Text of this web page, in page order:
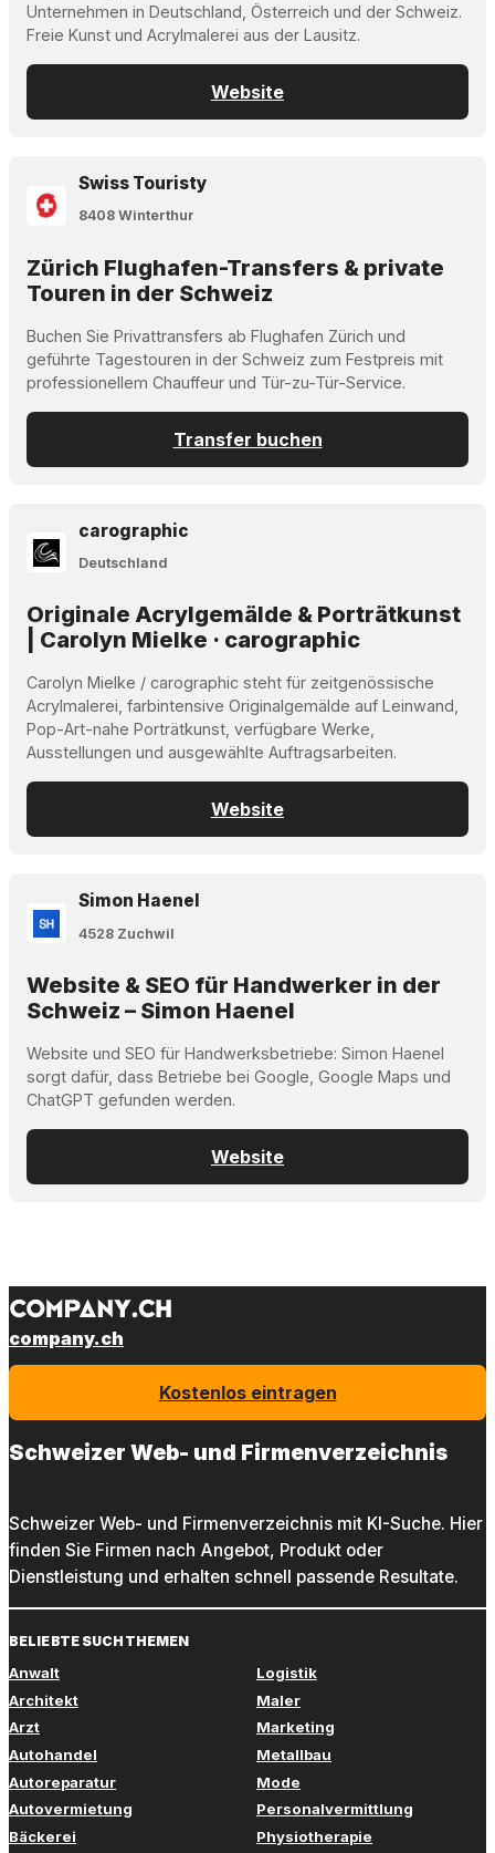
Unternehmen in Deutschland, Österreich und der Schweiz.
Freie Kunst und Acrylmalerei aus der Lausitz.
Website
Swiss Touristy
8408 Winterthur
Zürich Flughafen-Transfers & private
Touren in der Schweiz
Buchen Sie Privattransfers ab Flughafen Zürich und
geführte Tagestouren in der Schweiz zum Festpreis mit
professionellem Chauffeur und Tür-zu-Tür-Service.
Transfer buchen
carographic
Deutschland
Originale Acrylgemälde & Porträtkunst
| Carolyn Mielke · carographic
Carolyn Mielke / carographic steht für zeitgenössische
Acrylmalerei, farbintensive Originalgemälde auf Leinwand,
Pop-Art-nahe Porträtkunst, verfügbare Werke,
Ausstellungen und ausgewählte Auftragsarbeiten.
Website
Simon Haenel
4528 Zuchwil
Website & SEO für Handwerker in der
Schweiz – Simon Haenel
Website und SEO für Handwerksbetriebe: Simon Haenel
sorgt dafür, dass Betriebe bei Google, Google Maps und
ChatGPT gefunden werden.
Website
company.ch
Kostenlos eintragen
Schweizer Web- und Firmenverzeichnis
Schweizer Web- und Firmenverzeichnis mit KI-Suche. Hier
finden Sie Firmen nach Angebot, Produkt oder
Dienstleistung und erhalten schnell passende Resultate.
BELIEBTE SUCHTHEMEN
Anwalt
Architekt
Arzt
Autohandel
Autoreparatur
Autovermietung
Bäckerei
Logistik
Maler
Marketing
Metallbau
Mode
Personalvermittlung
Physiotherapie